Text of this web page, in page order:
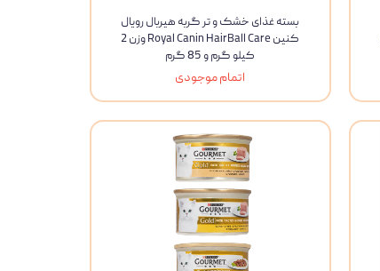
بسته غذای خشک و تر گربه هیربال رویال
کنین Royal Canin HairBall Care وزن 2
کیلو گرم و 85 گرم
اتمام موجودی